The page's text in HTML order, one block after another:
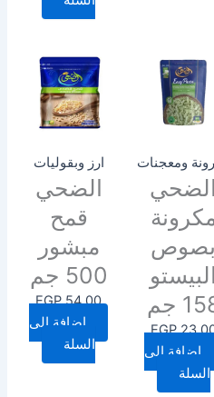
ومعجنات
الضحي
بصوص
البيستو
جم
EGP
إضافة إلى
السلة
ارز وبقوليات
الضحي
قمح
مبشور
500 جم
EGP54.00
إضافة إلى
السلة